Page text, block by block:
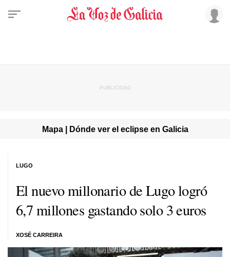
Mapa | Dónde ver el eclipse en Galicia
El nuevo millonario de Lugo logró
6,7 millones gastando solo 3 euros
XOSÉ CARREIRA
LUGO